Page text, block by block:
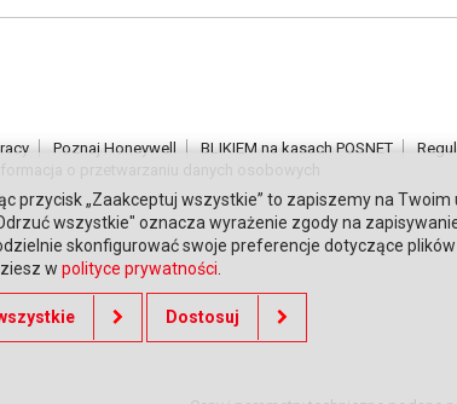
Poznaj Honeywell BLIKIEM na kasach POSNET
przycisk „Zaakceptuj wszystkie” to zapiszemy na Twoim
wszystkie" oznacza wyrażenie zgody na
skonfigurować swoje preferencje dotyczące plików
w polityce prywatności
Dostosuj